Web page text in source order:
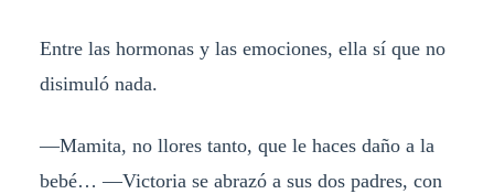
Entre las hormonas y las emociones, ella sí que no
disimuló nada.
—Mamita, no llores tanto, que le haces daño a la
bebé… —Victoria se abrazó a sus dos padres, con